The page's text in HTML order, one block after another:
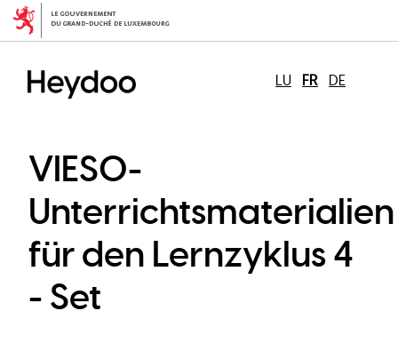
Aller
au
principal
LU FR DE
VIESO-
Unterrichtsmaterialien
für den Lernzyklus 4
- Set